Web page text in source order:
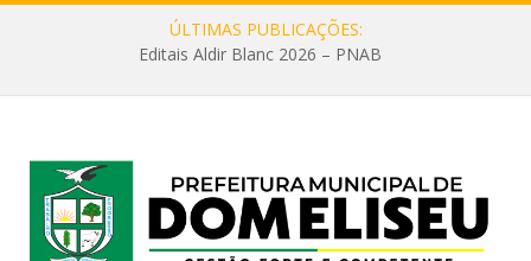
ÚLTIMAS PUBLICAÇÕES:
Editais Aldir Blanc 2026 – PNAB